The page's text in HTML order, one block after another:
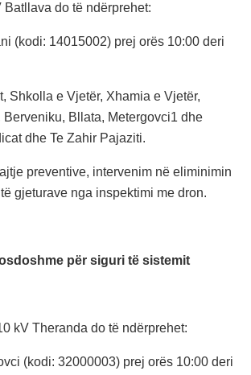
Batllava do të ndërprehet:
(kodi: 14015002) prej orës 10:00 deri
Shkolla e Vjetër, Xhamia e Vjetër,
Berveniku, Bllata, Metergovci1 dhe
dhe Te Zahir Pajaziti.
preventive, intervenim në eliminimin
gjeturave nga inspektimi me dron.
për siguri të sistemit
kV Theranda do të ndërprehet:
(kodi: 32000003) prej orës 10:00 deri